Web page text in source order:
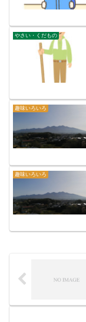
やさい・くだもの
趣味いろいろ
趣味いろいろ